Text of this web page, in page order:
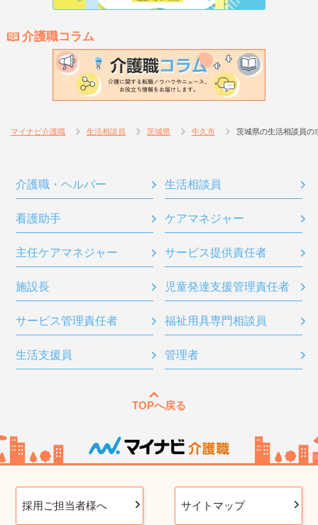
介護職コラム
マイナビ介護職 生活相談員 茨城県 牛久市 茨城県の生活相談員の
介護職・ヘルパー 生活相談員
看護助手 ケアマネジャー
主任ケアマネジャー サービス提供責任者
施設長 児童発達支援管理責任者
サービス管理責任者 福祉用具専門相談員
生活支援員 管理者
TOPへ戻る
採用ご担当者様へ サイトマップ